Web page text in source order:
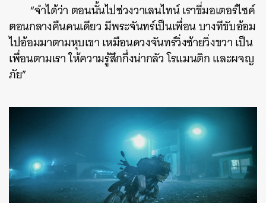
“จำได้ว่า ตอนนั้นไปช่วงวาเลนไทน์ เราขี่มอเตอร์ไซค์
ตอนกลางคืนคนเดียว มีพระจันทร์เป็นเพื่อน บางทีขับอ้อม
ไปอ้อมมาตามหุบเขา เหมือนดวงจันทร์วิ่งซ้ายวิ่งขวา เป็น
เพื่อนตามเรา ให้ความรู้สึกกึ่งน่ากลัว โรแมนติก และผจญ
ภัย”